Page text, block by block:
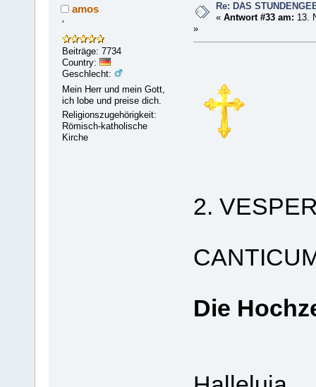
amos
'
Beiträge: 7734
Country:
Geschlecht:
Mein Herr und mein Gott,
ich lobe und preise dich.
Religionszugehörigkeit:
Römisch-katholische
Kirche
Re: DAS
«Antwort #33 am: 13.
»
2.
Die